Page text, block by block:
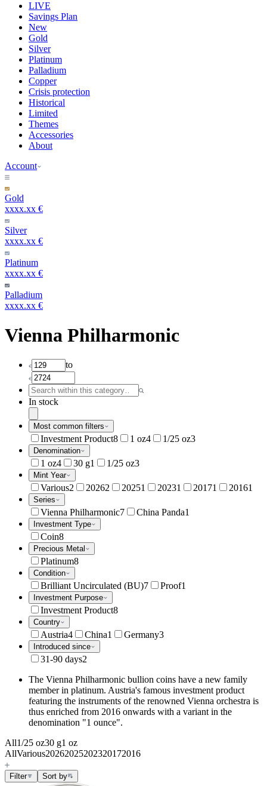
LIVE
Savings Plan
New
Gold
Silver
Platinum
Palladium
Copper
Crisis protection
Historical
Limited
Themes
Accessories
About
Account
Gold
xxxx.xx €
Silver
xxxx.xx €
Platinum
xxxx.xx €
Palladium
xxxx.xx €
Vienna Philharmonic
to
In stock
Most common filters
Investment Product8 1 oz4 1/25 oz3
Denomination
1 oz4 30 g1 1/25 oz3
Mint Year
Various2 20262 20251 20231 20171 20161
Series
Vienna Philharmonic7 China Panda1
Investment Type
Coin8
Precious Metal
Platinum8
Condition
Brilliant Uncirculated (BU)7 Proof1
Investment Purpose
Investment Product8
Country
Austria4 China1 Germany3
Introduced since
31-90 days2
The Vienna Philharmonic bullion coins have a new family
member in platinum. Austria's famous investment product
featuring the instruments of the renowned Vienna orchestra is
thus enriched from 2016 onwards with a variant in the
denomination "1 ounce".
All1/25 oz30 g1 oz
AllVarious20262025202320172016
Filter Sort by